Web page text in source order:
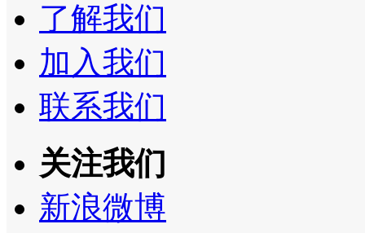
了解我们
加入我们
联系我们
关注我们
新浪微博